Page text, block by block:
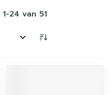
1-24 van 51